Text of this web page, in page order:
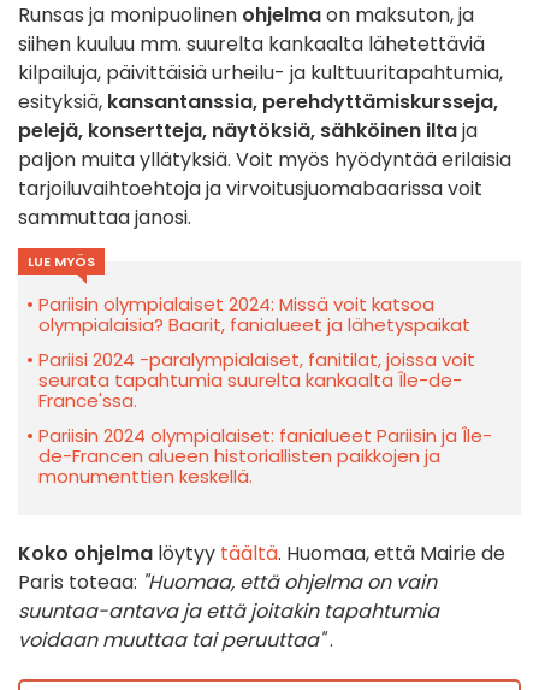
Runsas ja monipuolinen ohjelmaon maksuton, ja
siihen kuuluu mm. suurelta kankaalta lähetettäviä
kilpailuja, päivittäisiä urheilu- ja kulttuuritapahtumia,
esityksiä, kansantanssia, perehdyttämiskursseja,
pelejä, konsertteja, näytöksiä, sähköinen iltaja
paljon muita yllätyksiä. Voit myös hyödyntää erilaisia
tarjoiluvaihtoehtoja ja virvoitusjuomabaarissa voit
sammuttaa janosi.
LUE MYÖS
Pariisin olympialaiset 2024: Missä voit katsoa
olympialaisia? Baarit, fanialueet ja lähetyspaikat
Pariisi 2024 -paralympialaiset, fanitilat, joissa voit
seurata tapahtumia suurelta kankaalta Île-de-
France'ssa.
Pariisin 2024 olympialaiset: fanialueet Pariisin ja Île-
de-Francen alueen historiallisten paikkojen ja
monumenttien keskellä.
Koko ohjelma löytyy täältä. Huomaa, että Mairie de
Paris toteaa: "Huomaa, että ohjelma on vain
suuntaa-antava ja että joitakin tapahtumia
voidaan muuttaa tai peruuttaa".